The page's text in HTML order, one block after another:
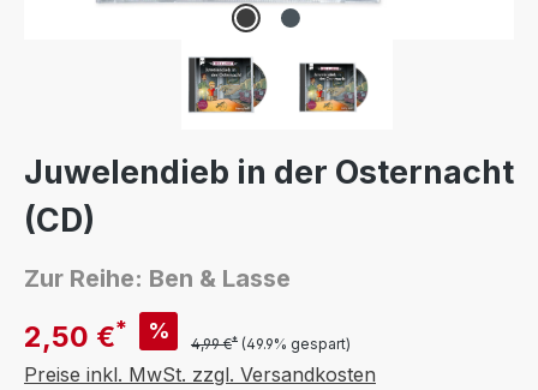
Juwelendieb in der Osternacht
(CD)
Zur Reihe: Ben & Lasse
2,50 €* %
4,99 €* (49.9% gespart)
Preise inkl. MwSt. zzgl. Versandkosten